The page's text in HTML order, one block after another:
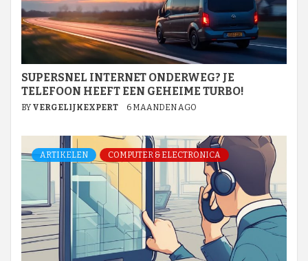
SUPERSNEL INTERNET ONDERWEG? JE
TELEFOON HEEFT EEN GEHEIME TURBO!
BY VERGELIJKEXPERT 6 MAANDEN AGO
ARTIKELEN COMPUTER & ELECTRONICA